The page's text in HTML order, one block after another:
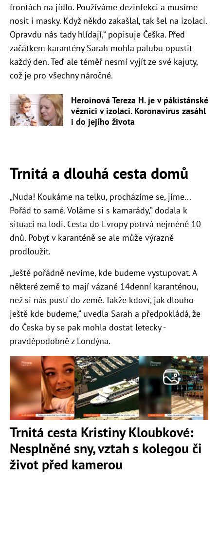
frontách na jídlo. Používáme dezinfekci a musíme
nosit i masky. Když někdo zakašlal, tak šel na izolaci.
Opravdu nás tady hlídají,“ popisuje Češka. Před
začátkem karantény Sarah mohla palubu opustit
každý den. Teď ale téměř nesmí vyjít ze své kajuty,
což je pro všechny náročné.
Heroinová Tereza H. je v pákistánské
věznici v izolaci. Koronavirus zasáhl
i do jejího života
Trnitá a dlouhá cesta domů
„Nuda! Koukáme na telku, procházíme se, jíme...
Pořád to samé. Voláme si s kamarády,“ dodala k
situaci na lodi. Cesta do Evropy potrvá nejméně 10
dnů. Pobyt v karanténě se ale může výrazně
prodloužit.
„Ještě pořádně nevíme, kde budeme vystupovat. A
některé země to mají vázané 14denní karanténou,
než si nás pustí do země. Takže kdoví, jak dlouho
ještě kde budeme,“ uvedla Sarah a předpokládá, že
do Česka by se pak mohla dostat letecky -
pravděpodobně z Londýna.
Trnitá cesta Kristiny Kloubkové:
Nesplněné sny, vztah s kolegou či
život před kamerou